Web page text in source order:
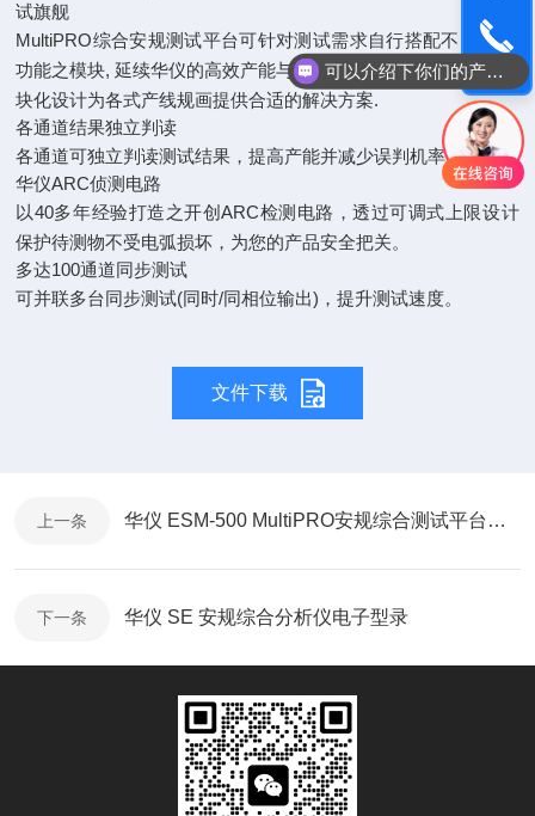
试旗舰
MultiPRO综合安规测试平台可针对测试需求自行搭配不同容量,
功能之模块, 延续华仪的高效产能与高可靠性, 更以高适应性的模
块化设计为各式产线规画提供合适的解决方案.
各通道结果独立判读
各通道可独立判读测试结果，提高产能并减少误判机率。
华仪ARC侦测电路
以40多年经验打造之开创ARC检测电路，透过可调式上限设计
保护待测物不受电弧损坏，为您的产品安全把关。
多达100通道同步测试
可并联多台同步测试(同时/同相位输出)，提升测试速度。
文件下载
上一条 华仪 ESM-500 MultiPRO安规综合测试平台使用指南
下一条 华仪 SE 安规综合分析仪电子型录
电话咨询
可以介绍下你们的产品么